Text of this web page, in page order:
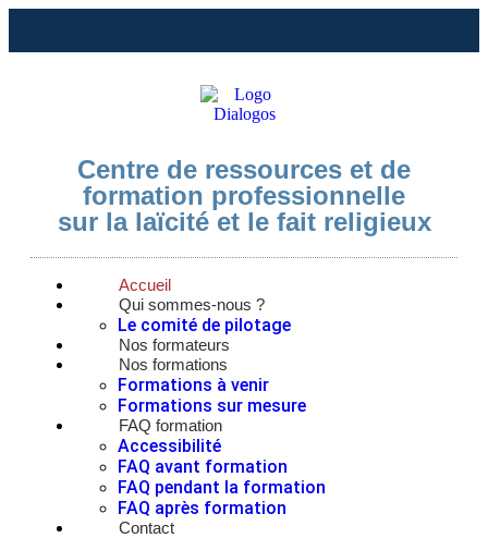
Centre de ressources et de
formation professionnelle
sur la laïcité et le fait religieux
Accueil
Qui sommes-nous ?
Le comité de pilotage
Nos formateurs
Nos formations
Formations à venir
Formations sur mesure
FAQ formation
Accessibilité
FAQ avant formation
FAQ pendant la formation
FAQ après formation
Contact